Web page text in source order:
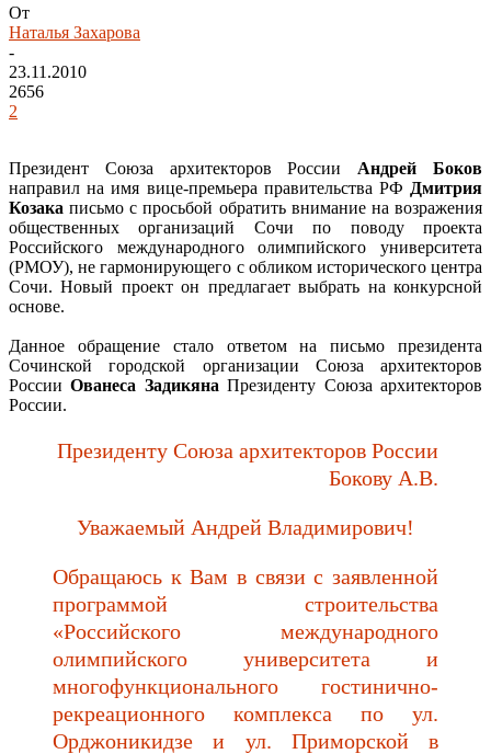
От
Наталья Захарова
-
23.11.2010
2656
2
Президент Союза архитекторов России Андрей Боков
направил на имя вице-премьера правительства РФ Дмитрия
Козака письмо с просьбой обратить внимание на возражения
общественных организаций Сочи по поводу проекта
Российского международного олимпийского университета
(РМОУ), не гармонирующего с обликом исторического центра
Сочи. Новый проект он предлагает выбрать на конкурсной
основе.
Данное обращение стало ответом на письмо президента
Сочинской городской организации Союза архитекторов
РоссииОванеса Задикяна Президенту Союза архитекторов
России.
Президенту Союза архитекторов России
Бокову А.В.
Уважаемый Андрей Владимирович!
Обращаюсь к Вам в связи с заявленной
программой строительства
«Российского международного
олимпийского университета и
многофункционального гостинично-
рекреационного комплекса по ул.
Орджоникидзе и ул. Приморской в